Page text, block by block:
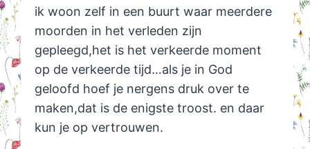
ik woon zelf in een buurt waar meerdere
moorden in het verleden zijn
gepleegd,het is het verkeerde moment
op de verkeerde tijd…als je in God
geloofd hoef je nergens druk over te
maken,dat is de enigste troost. en daar
kun je op vertrouwen.